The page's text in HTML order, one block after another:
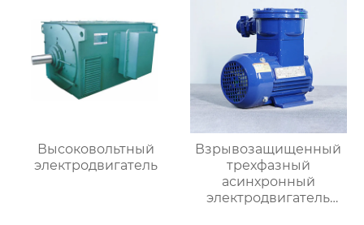
Высоковольтный
электродвигатель
Взрывозащищенный
трехфазный
асинхронный
электродвигатель